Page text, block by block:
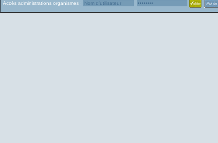
Accès administrations organismes :